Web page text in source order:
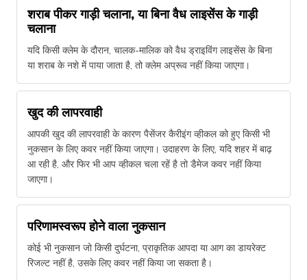
शराब पीकर गाड़ी चलाना, या बिना वैध लाइसेंस के गाड़ी
चलाना
यदि किसी क्लेम के दौरान, चालक-मालिक को वैध ड्राइविंग लाइसेंस के बिना
या शराब के नशे में पाया जाता है, तो क्लेम अप्रूव नहीं किया जाएगा।
खुद की लापरवाही
आपकी खुद की लापरवाही के कारण पैसेंजर कैरीइंग व्हीकल को हुए किसी भी
नुकसान के लिए कवर नहीं किया जाएगा। उदाहरण के लिए, यदि शहर में बाढ़
आ रही है, और फिर भी आप व्हीकल चला रहें है तो डैमेज कवर नहीं किया
जाएगा।
परिणामस्वरूप होने वाला नुकसान
कोई भी नुकसान जो किसी दुर्घटना, प्राकृतिक आपदा या आग का डायरेक्ट
रिजल्ट नहीं है, उसके लिए कवर नहीं किया जा सकता है।